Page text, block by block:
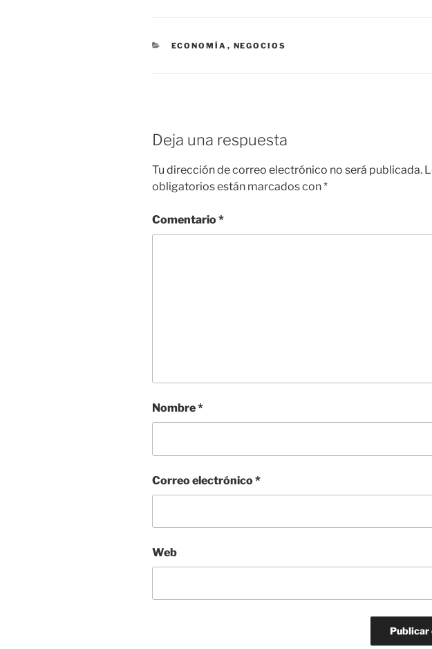
e
s
gr
CATEGORÍAS
ECONOMÍA , NEGOCIOS
Deja una respuesta
Tu dirección de correo electrónico no será publicada.
obligatorios están marcados con*
Comentario*
Nombre*
Correo electrónico*
Web